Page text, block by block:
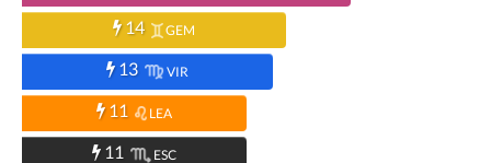
14 GEM
13 VIR
11 LEA
11 ESC